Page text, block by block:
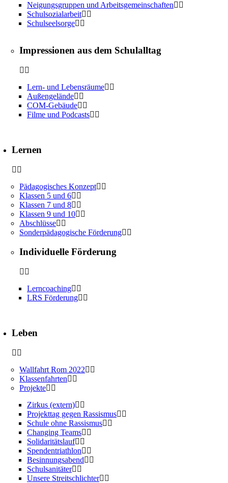
Neigungsgruppen und Arbeitsgemeinschaften
Schulsozialarbeit
Schulseelsorge
Impressionen aus dem Schulalltag
Lern- und Lebensräume
Außengelände
COM-Gebäude
Filme und Podcasts
Lernen
Pädagogisches Konzept
Klassen 5 und 6
Klassen 7 und 8
Klassen 9 und 10
Abschlüsse
Sonderpädagogische Förderung
Individuelle Förderung
Lerncoaching
LRS Förderung
Leben
Wallfahrt Rom 2022
Klassenfahrten
Projekte
Zirkus (extern)
Projekttag gegen Rassismus
Schule ohne Rassismus
Changing Teams
Solidaritätslauf
Spendentriathlon
Besinnungsabend
Schulsanitäter
Unsere Streitschlichter